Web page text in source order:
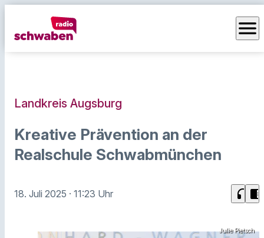
menu
Landkreis Augsburg
Kreative Prävention an der
Realschule Schwabmünchen
18. Juli 2025 · 11:23 Uhr headphones chrome_reader_mode
Julie Pietsch